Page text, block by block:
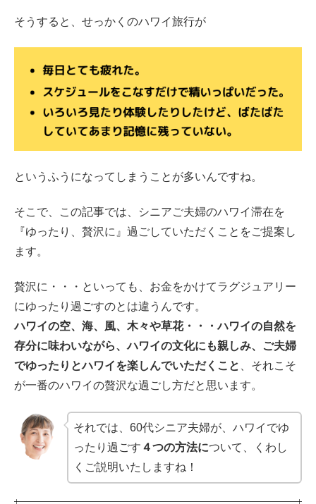
そうすると、せっかくのハワイ旅行が
というふうになってしまうことが多いんですね。
そこで、この記事では、シニアご夫婦のハワイ滞在を
『ゆったり、贅沢に』過ごしていただくことをご提案し
ます。
贅沢に・・・といっても、お金をかけてラグジュアリー
にゆったり過ごすのとは違うんです。
ハワイの空、海、風、木々や草花・・・ハワイの自然を
存分に味わいながら、ハワイの文化にも親しみ、ご夫婦
でゆったりとハワイを楽しんでいただくこと
、それこそ
が一番のハワイの贅沢な過ごし方だと思います。
それでは、60代シニア夫婦が、ハワイでゆ
ったり過ごす ４つの方法について、くわし
くご説明いたしますね！